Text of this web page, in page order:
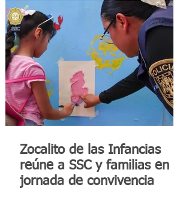
Zocalito de las Infancias
reúne a SSC y familias en
jornada de convivencia